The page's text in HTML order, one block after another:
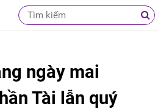
ngày mai
Tài lẫn quý